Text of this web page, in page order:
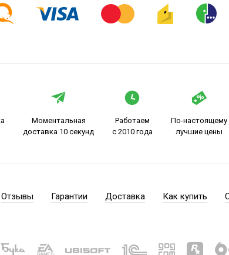
Моментальная
доставка 10 секунд
Работаем
с 2010 года
По-настоящему
лучшие цены
Отзывы Гарантии Доставка Как купить